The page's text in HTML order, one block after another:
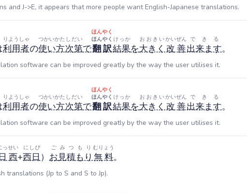
and J->E, it appears that more people want English-Japanese translations.
利用者
りようしゃ
の使い方
つかいかた
次第
しだい
で翻訳
ほんやく
ほんやく
結果
けっか
を大きく
おおきい
改善
かいぜん
出来ます
できる
。
software can be improved greatly by the way the user utilises it.
利用者
りようしゃ
の使い方
つかいかた
次第
しだい
で翻訳
ほんやく
ほんやく
結果
けっか
を大きく
おおきい
改善
かいぜん
出来ます
できる
。
software can be improved greatly by the way the user utilises it.
西
っせい
+西日
にしび
） お
ご
見積もり
みつもり
無料
むりょう
。
translations (Jp to S and S to Jp).